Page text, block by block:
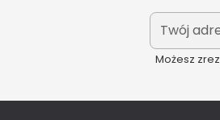
Możesz